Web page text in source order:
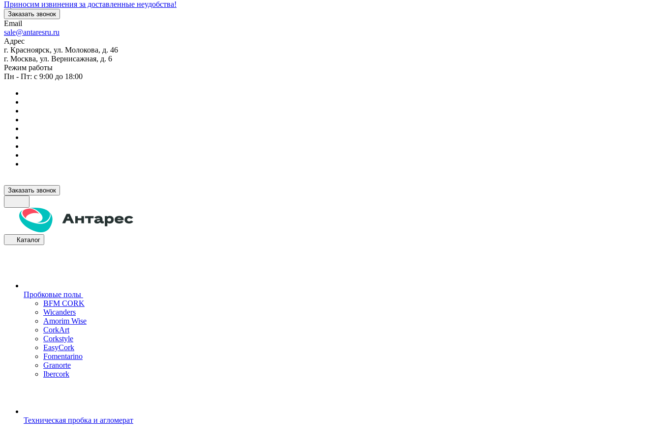
Приносим извинения за доставленные неудобства!
Заказать звонок
Email
sale@antaresru.ru
Адрес
г. Красноярск, ул. Молокова, д. 46
г. Москва, ул. Вернисажная, д. 6
Режим работы
Пн - Пт: с 9:00 до 18:00
Заказать звонок
Каталог
Пробковые полы
BFM CORK
Wicanders
Amorim Wise
CorkArt
Corkstyle
EasyCork
Fomentarino
Granorte
Ibercork
Техническая пробка и агломерат